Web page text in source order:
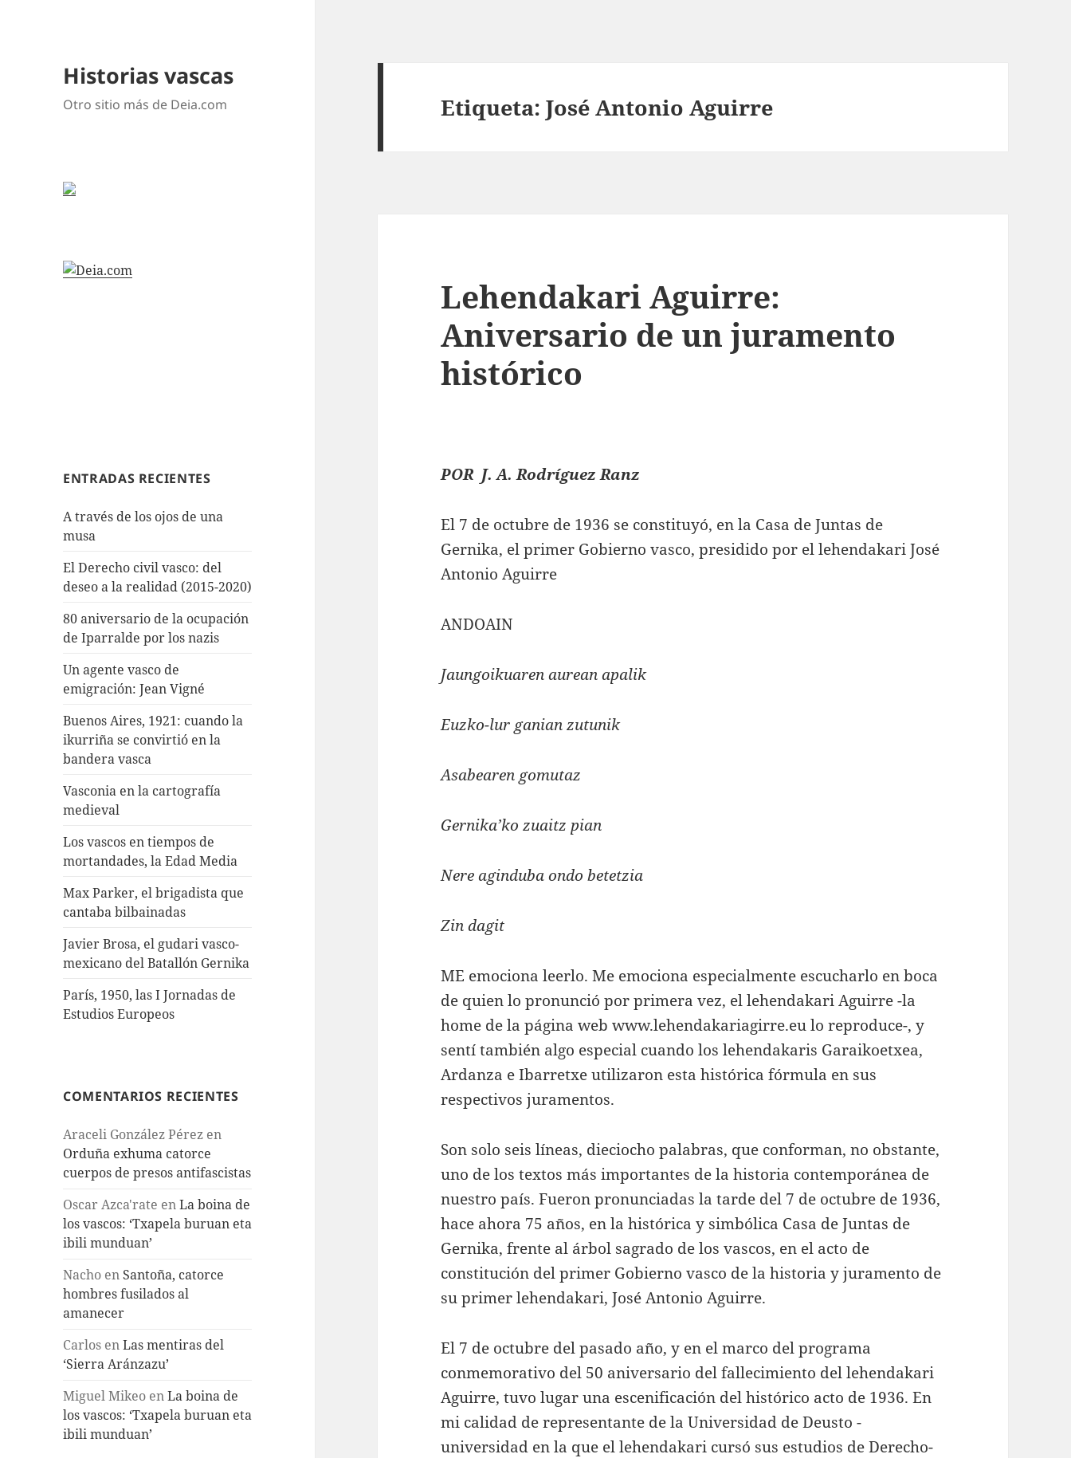
Historias vascas
Otro sitio más de Deia.com
ENTRADAS RECIENTES
A través de los ojos de una
musa
El Derecho civil vasco: del
deseo a la realidad (2015-2020)
80 aniversario de la ocupación
de Iparralde por los nazis
Un agente vasco de
emigración: Jean Vigné
Buenos Aires, 1921: cuando la
ikurriña se convirtió en la
bandera vasca
Vasconia en la cartografía
medieval
Los vascos en tiempos de
mortandades, la Edad Media
Max Parker, el brigadista que
cantaba bilbainadas
Javier Brosa, el gudari vasco-
mexicano del Batallón Gernika
París, 1950, las I Jornadas de
Estudios Europeos
COMENTARIOS RECIENTES
Araceli González Pérez en
Orduña exhuma catorce
cuerpos de presos antifascistas
Oscar Azca'rate enLa boina de
los vascos: ‘Txapela buruan eta
ibili munduan’
Nacho en Santoña, catorce
hombres fusilados al
amanecer
Carlos enLas mentiras del
‘Sierra Aránzazu’
Miguel Mikeo enLa boina de
los vascos: ‘Txapela buruan eta
ibili munduan’
Etiqueta:José Antonio Aguirre
Lehendakari Aguirre:
Aniversario de un juramento
histórico
POR J. A. Rodríguez Ranz
El 7 de octubre de 1936 se constituyó, en la Casa de Juntas de
Gernika, el primer Gobierno vasco, presidido por el lehendakari José
Antonio Aguirre
ANDOAIN
Jaungoikuaren aurean apalik
Euzko-lur ganian zutunik
Asabearen gomutaz
Gernika’ko zuaitz pian
Nere aginduba ondo betetzia
Zin dagit
ME emociona leerlo. Me emociona especialmente escucharlo en boca
de quien lo pronunció por primera vez, el lehendakari Aguirre -la
home de la página web www.lehendakariagirre.eu lo reproduce-, y
sentí también algo especial cuando los lehendakaris Garaikoetxea,
Ardanza e Ibarretxe utilizaron esta histórica fórmula en sus
respectivos juramentos.
Son solo seis líneas, dieciocho palabras, que conforman, no obstante,
uno de los textos más importantes de la historia contemporánea de
nuestro país. Fueron pronunciadas la tarde del 7 de octubre de 1936,
hace ahora 75 años, en la histórica y simbólica Casa de Juntas de
Gernika, frente al árbol sagrado de los vascos, en el acto de
constitución del primer Gobierno vasco de la historia y juramento de
su primer lehendakari, José Antonio Aguirre.
El 7 de octubre del pasado año, y en el marco del programa
conmemorativo del 50 aniversario del fallecimiento del lehendakari
Aguirre, tuvo lugar una escenificación del histórico acto de 1936. En
mi calidad de representante de la Universidad de Deusto -
universidad en la que el lehendakari cursó sus estudios de Derecho-